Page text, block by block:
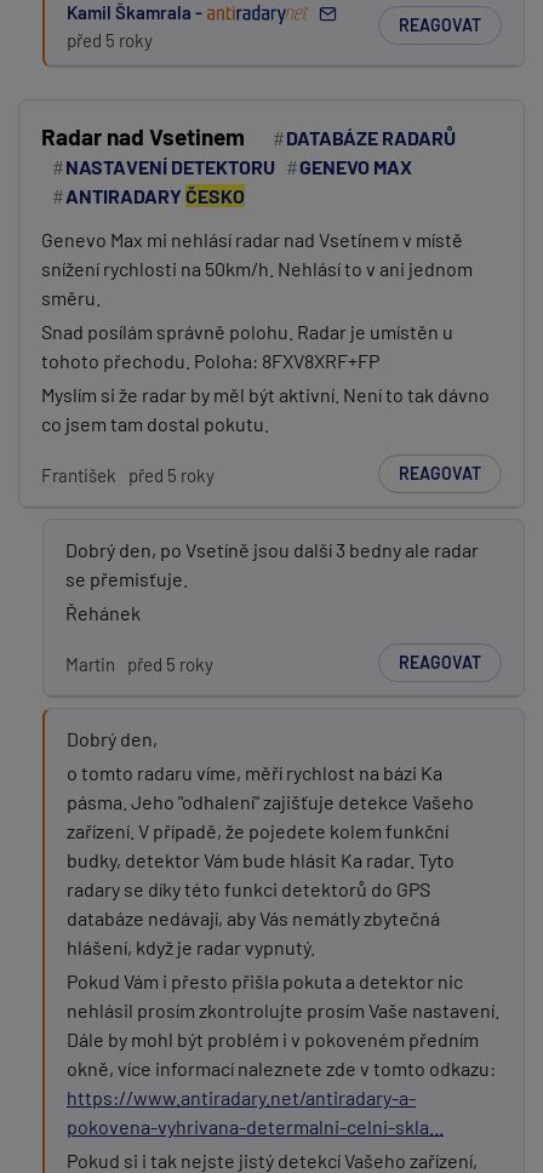
Kamil Škamrala -
před 5 roky
REAGOVAT
Radar nad Vsetinem
DATABÁZE RADARŮ
NASTAVENÍ DETEKTORU
GENEVO MAX
ANTIRADARYČESKO
Genevo Max mi nehlásí radar nad Vsetínem v místě
snížení rychlosti na 50km/h. Nehlásí to v ani jednom
směru.
Snad posílám správně polohu. Radar je umístěn u
tohoto přechodu. Poloha: 8FXV8XRF+FP
Myslím si že radar by měl být aktivní. Není to tak dávno
co jsem tam dostal pokutu.
František před 5 roky REAGOVAT
Dobrý den, po Vsetíně jsou další 3 bedny ale radar
se přemisťuje.
Řehánek
Martin před 5 roky REAGOVAT
Dobrý den,
o tomto radaru víme, měří rychlost na bázi Ka
pásma. Jeho "odhalení" zajišťuje detekce Vašeho
zařízení. V případě, že pojedete kolem funkční
budky, detektor Vám bude hlásit Ka radar. Tyto
radary se díky této funkci detektorů do GPS
databáze nedávají, aby Vás nemátly zbytečná
hlášení, když je radar vypnutý.
Pokud Vám i přesto přišla pokuta a detektor nic
nehlásil prosím zkontrolujte prosím Vaše nastavení.
Dále by mohl být problém i v pokoveném předním
okně, více informací naleznete zde v tomto odkazu:
https://www.antiradary.net/antiradary-a-
pokovena-vyhrivana-determalni-celni-skla...
Pokud si i tak nejste jistý detekcí Vašeho zařízení,